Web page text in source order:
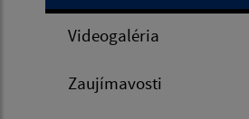
Videogaléria
Zaujímavosti